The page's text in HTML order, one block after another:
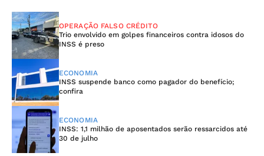
OPERAÇÃO FALSO CRÉDITO
Trio envolvido em golpes financeiros contra idosos do
INSS é preso
ECONOMIA
INSS suspende banco como pagador do benefício;
confira
ECONOMIA
INSS: 1,1 milhão de aposentados serão ressarcidos até
30 de julho